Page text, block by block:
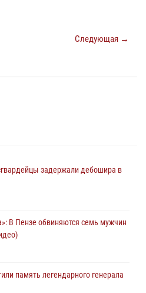
Следующая →
задержали дебошира в
В Пензе обвиняются семь мужчин
память легендарного генерала